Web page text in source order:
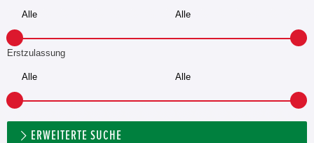
Erstzulassung
ERWEITERTE SUCHE